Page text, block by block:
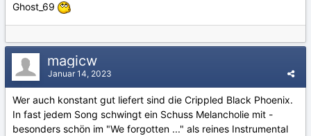
Ghost_69
magicw
Januar 14, 2023
Wer auch konstant gut liefert sind die Crippled Black Phoenix.
In fast jedem Song schwingt ein Schuss Melancholie mit -
besonders schön im "We forgotten ..." als reines Instrumental